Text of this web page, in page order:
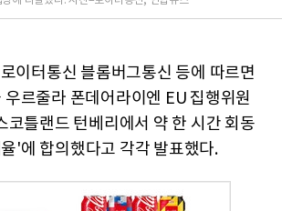
이터통신 블롬버그통신 등에 따르면
르줄라 폰데어라이엔 EU 집행위원
코틀랜드 턴베리에서 약 한 시간 회동
'에 합의했다고 각각 발표했다.